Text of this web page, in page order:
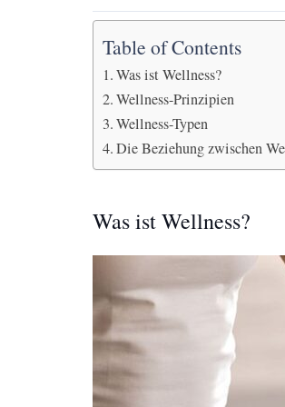
Table of Contents
Was ist Wellness?
Wellness-Prinzipien
Wellness-Typen
Die Beziehung zwischen
Was ist Wellness?